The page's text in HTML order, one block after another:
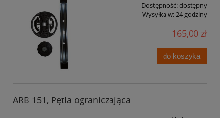
Dostępność:dostępny
Wysyłka w:24 godziny
165,00 zł
do koszyka
ARB 151, Pętla ograniczająca